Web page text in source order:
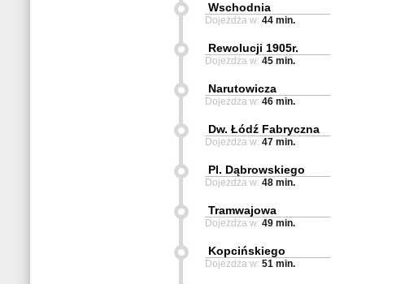
Wschodnia
Dojeżdża w: 44 min.
Rewolucji 1905r.
Dojeżdża w: 45 min.
Narutowicza
Dojeżdża w: 46 min.
Dw. Łódź Fabryczna
Dojeżdża w: 47 min.
Pl. Dąbrowskiego
Dojeżdża w: 48 min.
Tramwajowa
Dojeżdża w: 49 min.
Kopcińskiego
Dojeżdża w: 51 min.